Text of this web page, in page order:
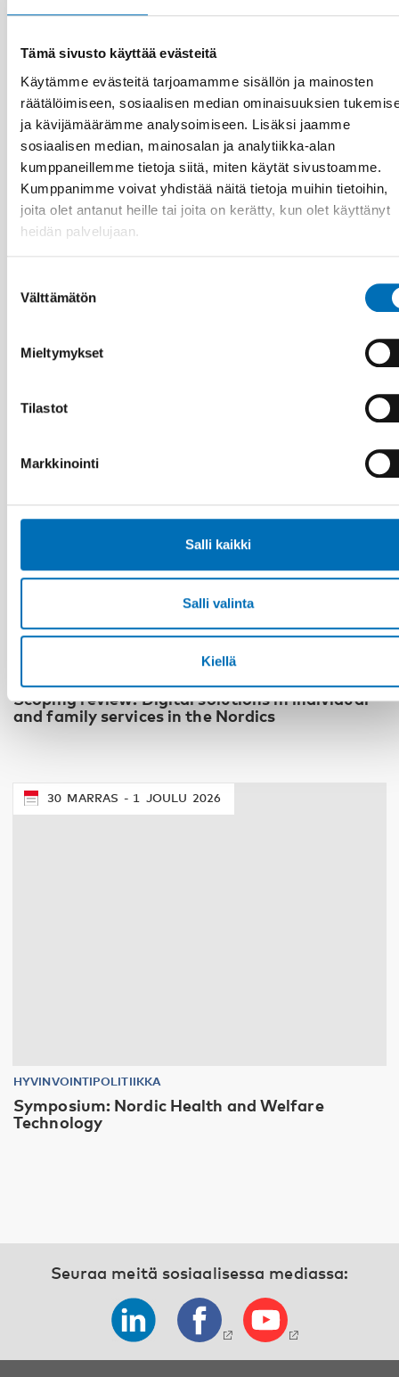
Tämä sivusto käyttää evästeitä
Käytämme evästeitä tarjoamamme sisällön ja mainosten
räätälöimiseen, sosiaalisen median ominaisuuksien
ja kävijämäärämme analysoimiseen. Lisäksi jaamme
sosiaalisen median, mainosalan ja analytiikka-alan
kumppaneillemme tietoja siitä, miten käytät sivustoamme.
Kumppanimme voivat yhdistää näitä tietoja muihin tietoihin,
joita olet antanut heille tai joita on kerätty, kun olet käyttänyt
heidän palvelujaan.
valinta
Välttämätön
Mieltymykset
Tilastot
Markkinointi
Salli kaikki
Salli valinta
Kiellä
VAMMAISKYSYMYKSET
välfärdstjänster så ingen faller utanför
Scoping review: Digital solutions in individual
and family services in the Nordics
30 MARRAS 1 JOULU 2026
HYVINVOINTIPOLITIIKKA
Symposium: Nordic Health and Welfare
Technology
Seuraa meitä sosiaalisessa mediassa: